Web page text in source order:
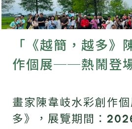
「《越簡，越多》
作個展──熱鬧登場
畫家陳韋岐水彩創作
多》，展覽期間：